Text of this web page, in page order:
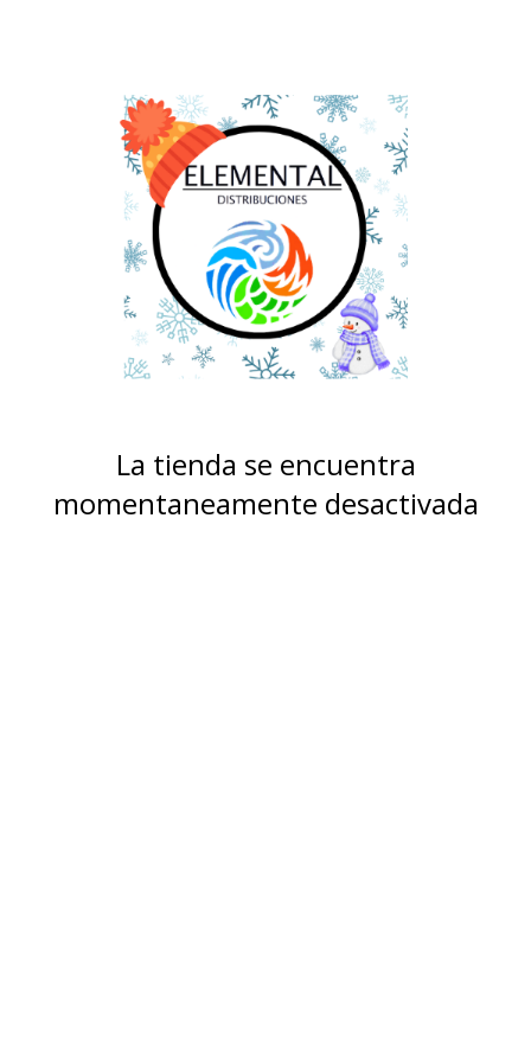
La tienda se encuentra
momentaneamente desactivada